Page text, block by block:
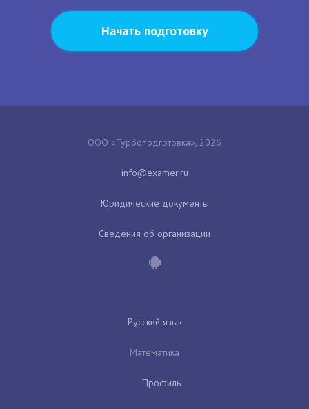
Начать подготовку
ООО «Турбоподготовка», 2026
Юридические документы
Сведения об организации
Русский язык
Математика
Профиль